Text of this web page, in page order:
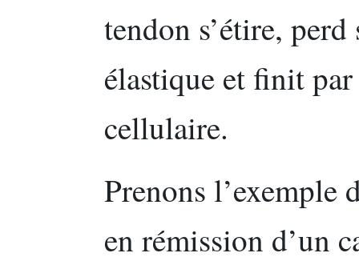
tendon s’étire,
élastique et finit
cellulaire.
Prenons l’exemple
en rémission d’un